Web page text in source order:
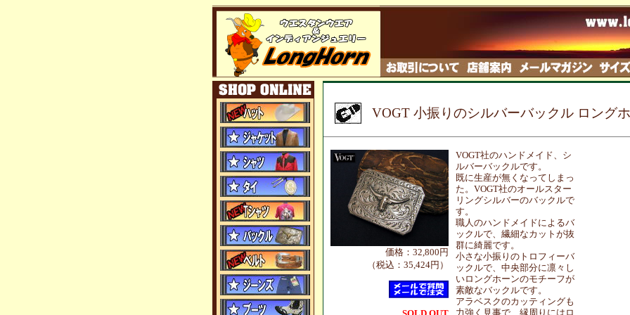
VOGT 小振りのシルバーバックル ロング
価格：32,800円
（税込：35,424円）
VOGT社のハンドメイド、シ
ルバーバックルです。
既に生産が無くなってしまっ
た。VOGT社のオールスター
リングシルバーのバックルで
す。
職人のハンドメイドによるバ
ックルで、繊細なカットが抜
群に綺麗です。
小さな小振りのトロフィーバ
ックルで、中央部分に凛々し
いロングホーンのモチーフが
素敵なバックルです。
アラベスクのカッティングも
力強く見事で、縁周りにはロ